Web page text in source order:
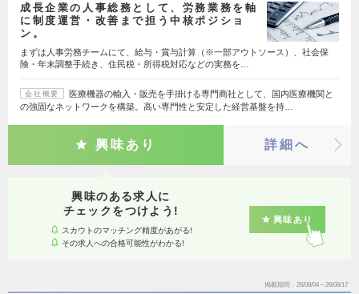
成長企業の人事総務として、労務業務を軸
に制度運営・改善まで担う中核ポジショ
ン。
まずは人事労務チームにて、給与・賞与計算（※一部アウトソース）、社会保
険・年末調整手続き、住民税・所得税対応などの実務を…
会社概要
医療機器の輸入・販売を手掛ける専門商社として、国内医療機関と
の強固なネットワークを構築。高い専門性と安定した経営基盤を持…
興味あり 詳細へ
興味のある求人に
チェックをつけよう!
スカウトのマッチング精度があがる!
その求人への合格可能性がわかる!
興味あり
掲載期間 26/08/04～26/08/17